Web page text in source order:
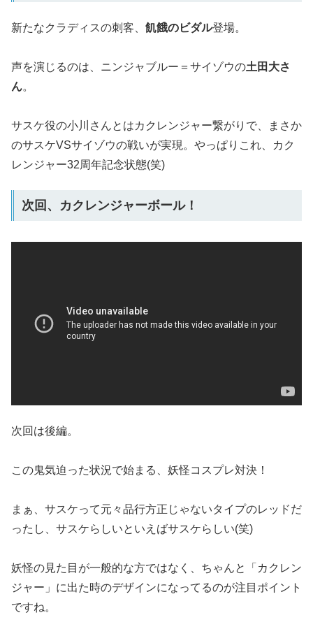
新たなクラディスの刺客、 飢餓のビダル登場。
声を演じるのは、ニンジャブルー＝サイゾウの土田大さ
ん。
サスケ役の小川さんとはカクレンジャー繋がりで、まさか
のサスケVSサイゾウの戦いが実現。やっぱりこれ、カク
レンジャー32周年記念状態(笑)
次回、カクレンジャーボール！
次回は後編。
この鬼気迫った状況で始まる、妖怪コスプレ対決！
まぁ、サスケって元々品行方正じゃないタイプのレッドだ
ったし、サスケらしいといえばサスケらしい(笑)
妖怪の見た目が一般的な方ではなく、ちゃんと「カクレン
ジャー」に出た時のデザインになってるのが注目ポイント
ですね。